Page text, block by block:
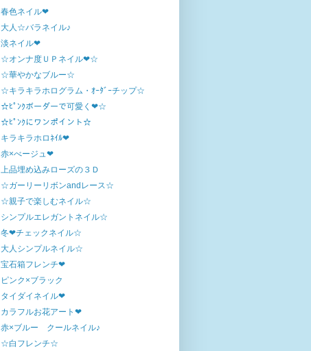
春色ネイル❤
大人☆バラネイル♪
淡ネイル❤
☆オンナ度ＵＰネイル❤☆
☆華やかなブルー☆
☆キラキラホログラム・ｵｰﾀﾞｰチップ☆
☆ﾋﾟﾝｸボーダーで可愛く❤☆
☆ﾋﾟﾝｸにワンポイント☆
キラキラホロﾈｲﾙ❤
赤×べージュ❤
上品埋め込みローズの３Ｄ
☆ガーリーリボンandレース☆
☆親子で楽しむネイル☆
シンプルエレガントネイル☆
冬❤チェックネイル☆
大人シンプルネイル☆
宝石箱フレンチ❤
ピンク×ブラック
タイダイネイル❤
カラフルお花アート❤
赤×ブルー クールネイル♪
☆白フレンチ☆